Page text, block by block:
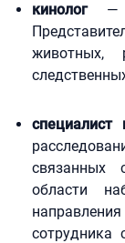
кинолог —
специалист
связанных
области